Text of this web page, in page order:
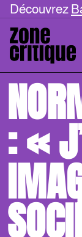
Découvrez
: «